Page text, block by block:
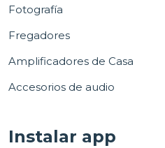
Fotografía
Fregadores
Amplificadores de Casa
Accesorios de audio
Instalar app